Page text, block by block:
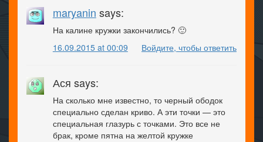
maryanin says:
На калине кружки закончились? 🙂
16.09.2015 at 00:09
Войдите, чтобы ответить
Ася says:
На сколько мне известно, то черный ободок
специально сделан криво. А эти точки — это
специальная глазурь с точками. Это все не
брак, кроме пятна на желтой кружке